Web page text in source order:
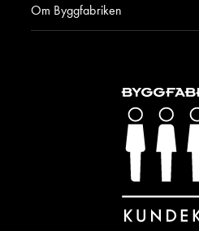
Om Byggfabriken